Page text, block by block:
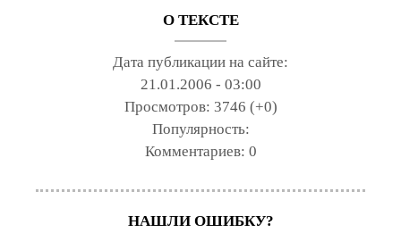
О ТЕКСТЕ
Дата публикации на сайте:
21.01.2006 - 03:00
Просмотров: 3746 (+0)
Популярность:
Комментариев: 0
НАШЛИ ОШИБКУ?